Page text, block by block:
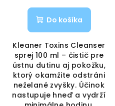
Do košíka
Kleaner Toxins Cleanser
sprej 100 ml – čistič pre
ústnu dutinu aj pokožku,
ktorý okamžite odstráni
neželané zvyšky. Účinok
nastupuje hneď a vydrží